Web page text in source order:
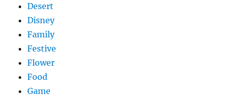
Desert
Disney
Family
Festive
Flower
Food
Game